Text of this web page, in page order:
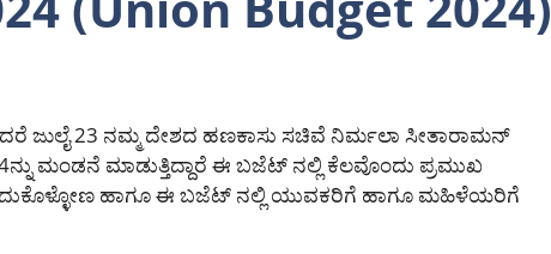
ಜುಲೈ 23 ನಮ್ಮ ದೇಶದ ಹಣಕಾಸು ಸಚಿವೆ ನಿರ್ಮಲಾ ಸೀತಾರಾಮನ್
ಮಂಡನೆ ಮಾಡುತ್ತಿದ್ದಾರೆ ಈ ಬಜೆಟ್ ನಲ್ಲಿ ಕೆಲವೊಂದು ಪ್ರಮುಖ
ಹಾಗೂ ಈ ಬಜೆಟ್ ನಲ್ಲಿ ಯುವಕರಿಗೆ ಹಾಗೂ ಮಹಿಳೆಯರಿಗೆ